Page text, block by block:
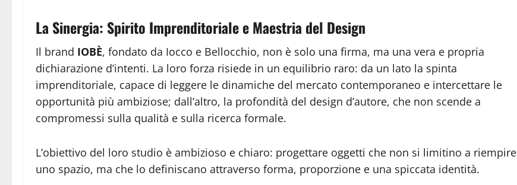
La Sinergia: Spirito Imprenditoriale e Maestria del Design
Il brand IOBÈ, fondato da Iocco e Bellocchio, non è solo una firma, ma una vera e propria
dichiarazione d’intenti. La loro forza risiede in un equilibrio raro: da un lato la spinta
imprenditoriale, capace di leggere le dinamiche del mercato contemporaneo e intercettare le
opportunità più ambiziose; dall’altro, la profondità del design d’autore, che non scende a
compromessi sulla qualità e sulla ricerca formale.
L’obiettivo del loro studio è ambizioso e chiaro: progettare oggetti che non si limitino a riempire
uno spazio, ma che lo definiscano attraverso forma, proporzione e una spiccata identità.